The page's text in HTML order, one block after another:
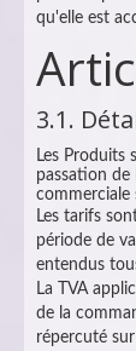
qu'elle est
3.1.
Les Produits
passation
commerciale
Les tarifs
période de
entendus
La TVA
de la
répercuté